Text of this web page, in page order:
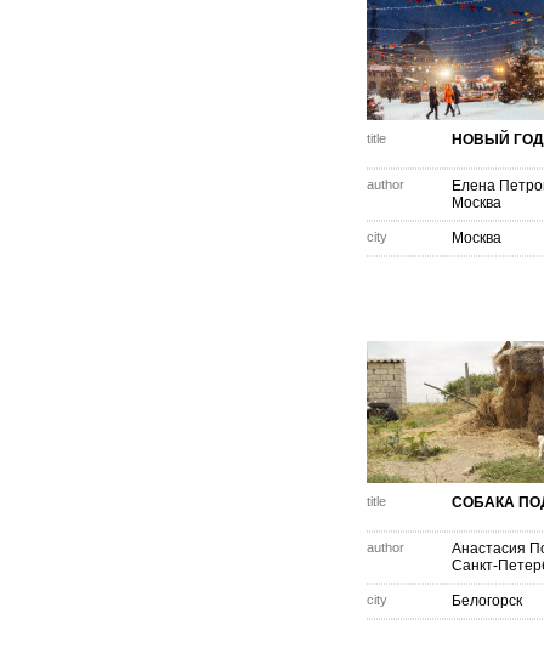
title НОВЫЙ ГОД
author
Елена
Москва
city Москва
title СОБАКА
author
Анастасия
Санкт-
city Белогорск